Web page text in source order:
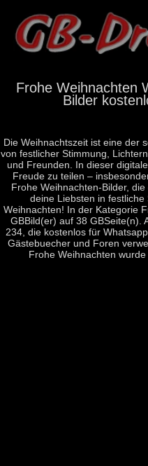
Frohe Weihnachten
Bilder
Die Weihnachtszeit ist eine der
von festlicher Stimmung,
und Freunden. In dieser
Freude zu teilen –
Frohe Weihnachten-Bilder,
deine Liebsten in
Weihnachten! In der Kategorie
GBBild(er) auf 38 GBSeite(n).
234, die kostenlos für
Gästebuecher und Foren
Frohe Weihnachten